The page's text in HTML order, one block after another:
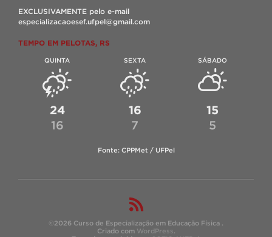
EXCLUSIVAMENTE pelo e-mail
especializacaoesef.ufpel@gmail.com
TEMPO EM PELOTAS, RS
QUINTA
24
16
SEXTA
16
7
SÁBADO
15
5
Fonte: CPPMet / UFPel
©2026 Curso de Especialização em Educação Física .
Criado com WordPress.